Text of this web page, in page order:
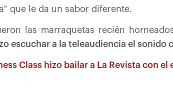
que le da un sabor diferente.
las marraquetas recién
escuchar a la teleaudiencia el sonido
Class hizo bailar a La Revista con el